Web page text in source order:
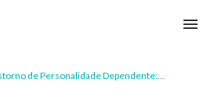
de Personalidade Dependente: